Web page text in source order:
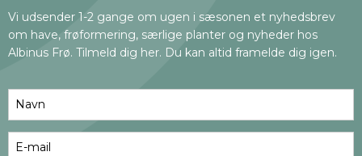
Vi udsender 1-2 gange om ugen i sæsonen et nyhedsbrev
om have, frøformering, særlige planter og nyheder hos
Albinus Frø. Tilmeld dig her. Du kan altid framelde dig igen.